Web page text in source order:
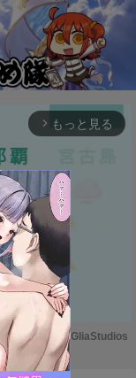
arrow_forward_ios もっと見る
M
Powered by GliaStudios